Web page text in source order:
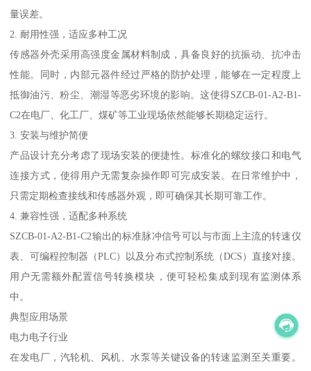
量误差。
2. 耐用性强，适应多种工况
传感器外壳采用高强度金属材料制成，具备良好的抗振动、抗冲击
性能。同时，内部元器件经过严格的防护处理，能够在一定程度上
抵御油污、粉尘、潮湿等恶劣环境的影响。这使得SZCB-01-A2-B1-
C2在电厂、化工厂、煤矿等工业现场依然能够长期稳定运行。
3. 安装与维护简便
产品设计充分考虑了现场安装的便捷性。标准化的螺纹接口和电气
连接方式，使得用户无需复杂操作即可完成安装。在日常维护中，
只需定期检查接线和传感器外观，即可确保其长期可靠工作。
4. 兼容性强，适配多种系统
SZCB-01-A2-B1-C2输出的标准脉冲信号可以与市面上主流的转速仪
表、可编程控制器（PLC）以及分布式控制系统（DCS）直接对接。
用户无需额外配置信号转换模块，便可轻松集成到现有监测体系
中。
典型应用场景
电力电子行业
在发电厂，汽轮机、风机、水泵等关键设备的转速监测至关重要。